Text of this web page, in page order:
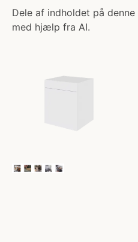
Dele af indholdet på
med hjælp fra AI.